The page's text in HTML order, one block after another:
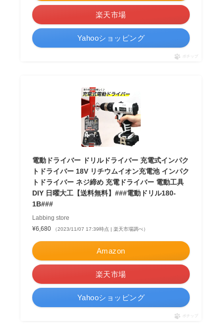
楽天市場
Yahooショッピング
ポチップ
電動ドライバー ドリルドライバー 充電式インパク
トドライバー 18V リチウムイオン充電池 インパク
トドライバー ネジ締め 充電ドライバー 電動工具
DIY 日曜大工【送料無料】###電動ドリル180-
1B###
Labbing store
¥6,680
（2023/11/07 17:39時点 | 楽天市場調べ）
Amazon
楽天市場
Yahooショッピング
ポチップ